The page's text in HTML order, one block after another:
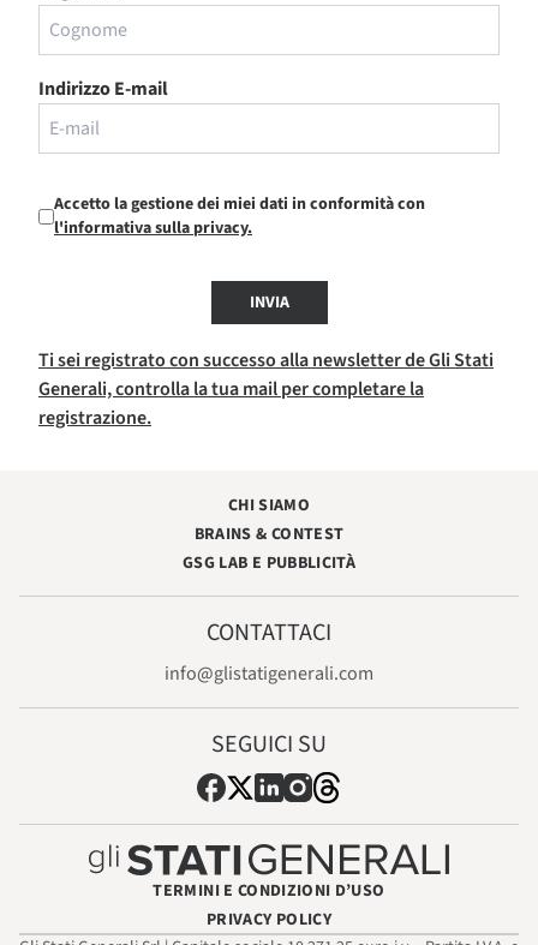
Indirizzo E-mail
Accetto la gestione dei miei dati in conformità con
l'informativa sulla privacy.
INVIA
Ti sei registrato con successo alla newsletter de Gli Stati
Generali, controlla la tua mail per completare la
registrazione.
CHI SIAMO
BRAINS & CONTEST
GSG LAB E PUBBLICITÀ
CONTATTACI
info@glistatigenerali.com
SEGUICI SU
TERMINI E CONDIZIONI D’USO
PRIVACY POLICY